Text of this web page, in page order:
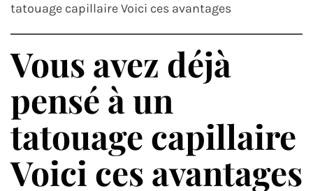
tatouage capillaire Voici ces avantages
Vous avez déjà
pensé à un
tatouage capillaire
Voici ces avantages